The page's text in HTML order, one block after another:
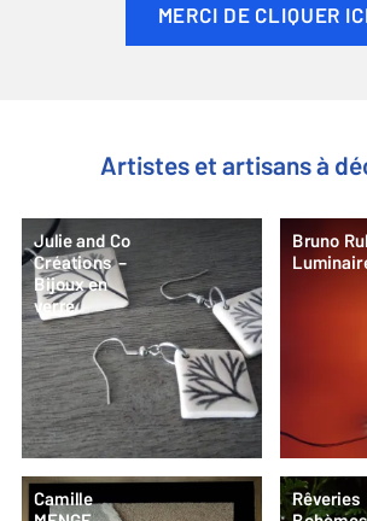
MERCI DE CLIQUER
Artistes et artisans à
Julie and Co
Créations –
Bijoux en
verre
Bruno
Camille
Rêveries